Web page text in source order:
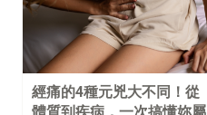
經痛的4種元兇大不同！從